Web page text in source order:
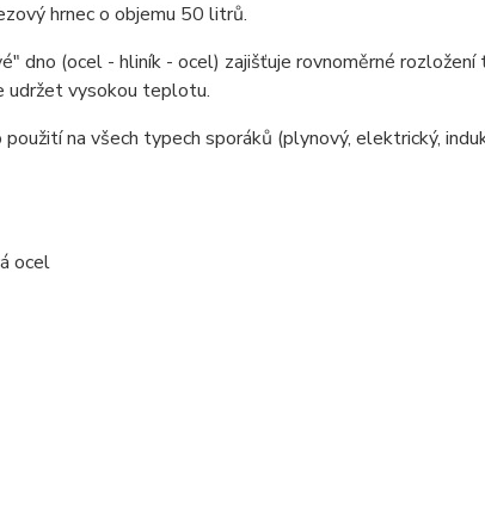
hrnec o objemu 50 litrů.
dno (ocel - hliník - ocel) zajišťuje rovnoměrné
udržet vysokou teplotu.
použití na všech typech sporáků (plynový, elektrický,
ocel